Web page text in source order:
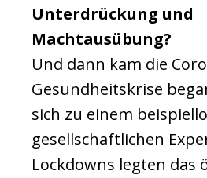
Unterdrückung und
Machtausübung?
Und dann kam die
Gesundheitskrise
sich zu einem
gesellschaftlichen
Lockdowns legten das